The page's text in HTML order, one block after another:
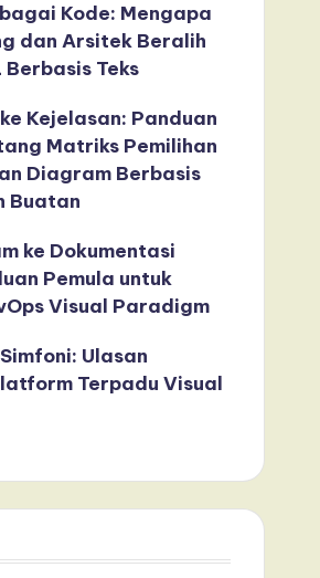
Kode: Mengapa
dan Arsitek Beralih
Berbasis Teks
Kejelasan: Panduan
Matriks Pemilihan
Diagram Berbasis
Buatan
ke Dokumentasi
Pemula untuk
Visual Paradigm
Ulasan
Terpadu Visual